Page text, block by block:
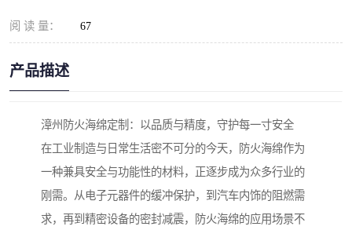
阅 读 量： 67
产品描述
漳州防火海绵定制：以品质与精度，守护每一寸安全
在工业制造与日常生活密不可分的今天，防火海绵作为
一种兼具安全与功能性的材料，正逐步成为众多行业的
刚需。从电子元器件的缓冲保护，到汽车内饰的阻燃需
求，再到精密设备的密封减震，防火海绵的应用场景不